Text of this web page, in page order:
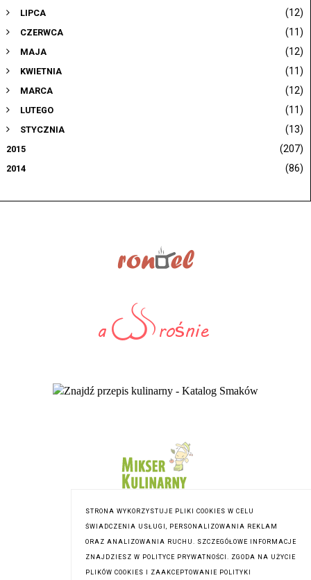
LIPCA (12)
CZERWCA (11)
MAJA (12)
KWIETNIA (11)
MARCA (12)
LUTEGO (11)
STYCZNIA (13)
2015 (207)
2014 (86)
STRONA WYKORZYSTUJE PLIKI COOKIES W CELU
ŚWIADCZENIA USŁUGI, PERSONALIZOWANIA REKLAM
ORAZ ANALIZOWANIA RUCHU. SZCZEGÓŁOWE INFORMACJE
ZNAJDZIESZ W POLITYCE PRYWATNOŚCI. ZGODA NA UŻYCIE
PLIKÓW COOKIES I ZAAKCEPTOWANIE POLITYKI